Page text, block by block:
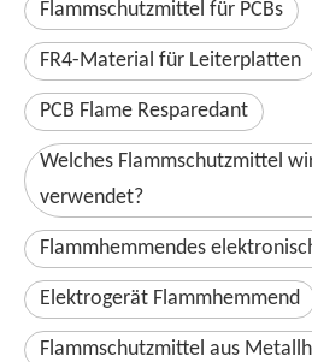
Flammschutzmittel für PCBs
FR4-Material für Leiterplatten
PCB Flame Resparedant
Welches Flammschutzmittel
verwendet?
Flammhemmendes
Elektrogerät Flammhemmend
Flammschutzmittel aus